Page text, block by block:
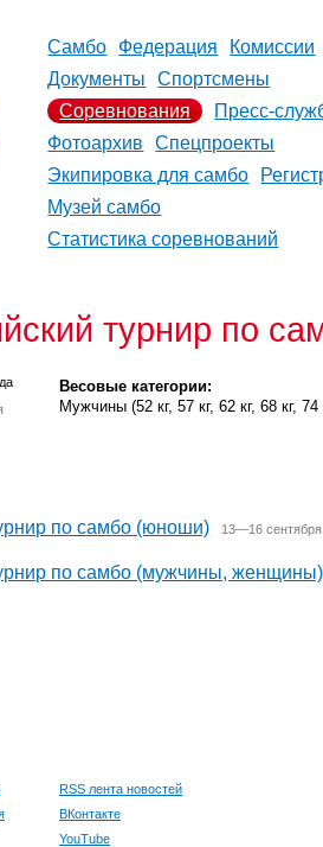
Самбо Федерация
Комиссии
Документы
Спортсмены
Соревнования
Пресс-
Фотоархив
Спецпроекты
Экипировка для самбо
Музей самбо
Статистика соревнований
турнир по
Весовые категории:
Мужчины (52 кг, 57 кг, 62 кг, 68 кг, 74
по самбо (юноши) 13—16 сентября
по самбо (мужчины, женщины)
RSS лента новостей
ВКонтакте
YouTube